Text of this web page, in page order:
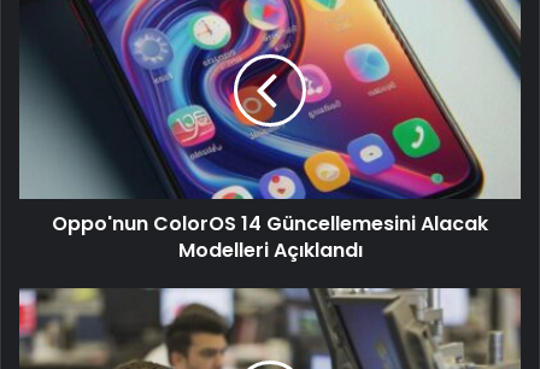
Oppo'nun ColorOS 14 Güncellemesini Alacak
Modelleri Açıklandı